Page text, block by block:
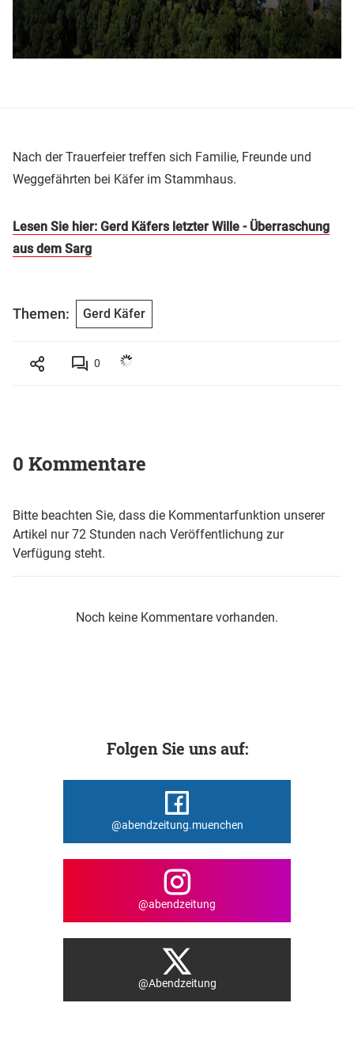
Nach der Trauerfeier treffen sich Familie, Freunde und
Weggefährten bei Käfer im Stammhaus.
Lesen Sie hier: Gerd Käfers letzter Wille - Überraschung
aus dem Sarg
Themen: Gerd Käfer
0
0 Kommentare
Bitte beachten Sie, dass die Kommentarfunktion unserer
Artikel nur 72 Stunden nach Veröffentlichung zur
Verfügung steht.
Noch keine Kommentare vorhanden.
Folgen Sie uns auf:
@abendzeitung.muenchen
@abendzeitung
@Abendzeitung